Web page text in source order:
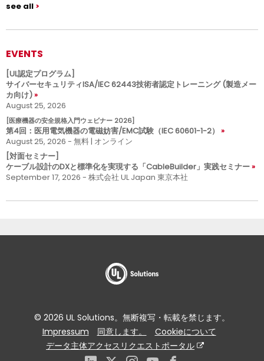
see all
EVENTS
[UL認定プログラム]
サイバーセキュリティISA/IEC 62443技術者認定トレーニング (製造メー
カ向け)
August 25, 2026
[医療機器の安全規格入門ウェビナー 2026]
第4回：医用電気機器の電磁妨害/EMC試験（IEC 60601-1-2）
August 25, 2026 - 無料 | オンライン
[対面セミナー]
ケーブル設計のDXと標準化を実現する「CableBuilder」実践セミナー
September 17, 2026 - 株式会社 UL Japan 東京本社
© 2026 UL Solutions。無断複写・転載を禁じます。
Impressum
同意します。
Cookieについて
データ主体アクセスリクエストポータル